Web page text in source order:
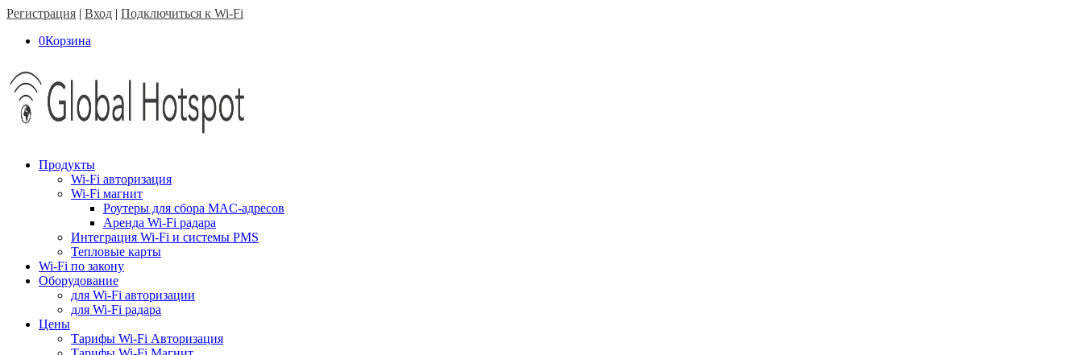
Регистрация | Вход | Подключиться к Wi-Fi
0Корзина
Продукты
Wi-Fi авторизация
Wi-Fi магнит
Роутеры для сбора MAC-адресов
Аренда Wi-Fi радара
Интеграция Wi-Fi и системы PMS
Тепловые карты
Wi-Fi по закону
Оборудование
для Wi-Fi авторизации
для Wi-Fi радара
Цены
Тарифы Wi-Fi Авторизация